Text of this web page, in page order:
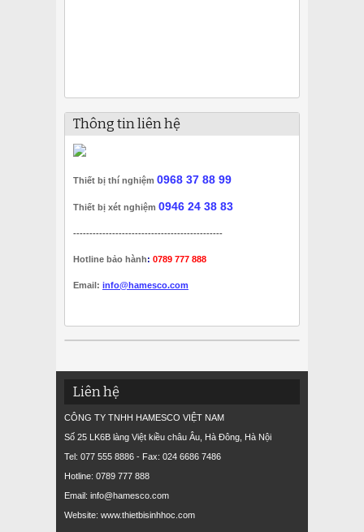
Thông tin liên hệ
Thiết bị thí nghiệm 0968 37 88 99
Thiết bị xét nghiệm 0946 24 38 83
----------------------------------------------
Hotline bảo hành: 0789 777 888
Email: info@hamesco.com
Liên hệ
CÔNG TY TNHH HAMESCO VIỆT NAM
Số 25 LK6B làng Việt kiều châu Âu, Hà Đông, Hà Nội
Tel: 077 555 8886 - Fax: 024 6686 7486
Hotline: 0789 777 888
Email: info@hamesco.com
Website: www.thietbisinhhoc.com